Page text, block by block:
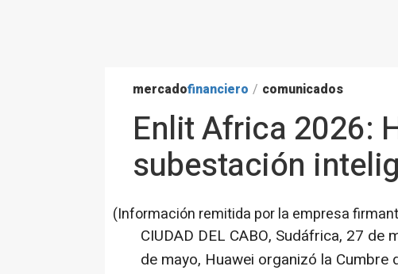
mercadofinanciero / comunicados
Enlit Africa 2026:
subestación
(Información remitida por la empresa
CIUDAD DEL CABO, Sudáfrica, 27 de
de mayo, Huawei organizó la Cumbre